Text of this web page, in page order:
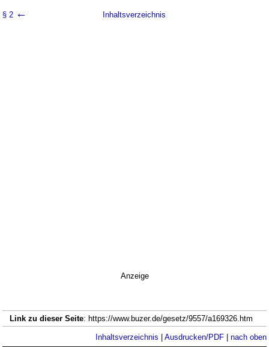
§ 2 ← Inhaltsverzeichnis
Anzeige
Link zu dieser Seite: https://www.buzer.de/gesetz/9557/a169326.htm
Inhaltsverzeichnis | Ausdrucken/PDF| nach oben